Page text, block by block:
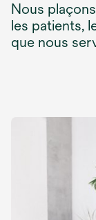
Nous
les patients,
que nous